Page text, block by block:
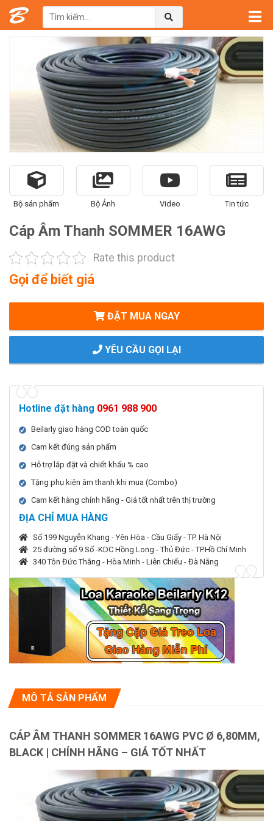
Trang chủ → Sản phẩm Thiết bị Xử Lý Âm Thanh Khác
Bộ sản phẩm Bộ Ảnh Video Tin tức
Cáp Âm Thanh SOMMER 16AWG
Rate this product
Gọi để biết giá
ĐẶT MUA NGAY
YÊU CẦU GỌI LẠI
Hotline đặt hàng 0961 988 900
Beilarly giao hàng COD toàn quốc
Cam kết đúng sản phẩm
Hỗ trợ lắp đặt và chiết khấu % cao
Tặng phụ kiện âm thanh khi mua (Combo)
Cam kết hàng chính hãng - Giá tốt nhất trên thị trường
ĐỊA CHỈ MUA HÀNG
Số 199 Nguyễn Khang - Yên Hòa - Cầu Giấy - TP. Hà Nội
25 đường số 9 Số -KDC Hồng Long - Thủ Đức - TP.Hồ Chí Minh
340 Tôn Đức Thắng - Hòa Minh - Liên Chiểu - Đà Nẵng
MÔ TẢ SẢN PHẨM
CÁP ÂM THANH SOMMER 16AWG PVC Ø 6,80MM,
BLACK | CHÍNH HÃNG – GIÁ TỐT NHẤT